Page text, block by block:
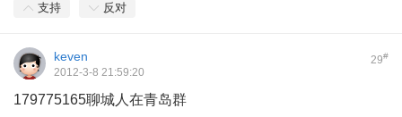
支持 反对
29#
keven
2012-3-8 21:59:20
179775165聊城人在青岛群